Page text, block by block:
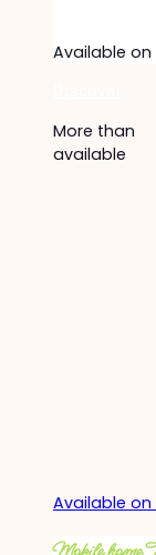
Available
More than
available
Available